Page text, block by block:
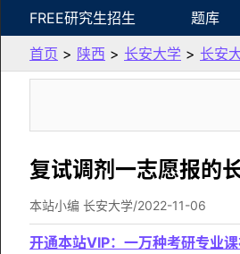
FREE研究生招生 题库
首页 > 陕西 > 长安大学 > 长安
复试调剂一志愿报的
本站小编 长安大学/2022-11-06
开通本站VIP：一万种考研专业